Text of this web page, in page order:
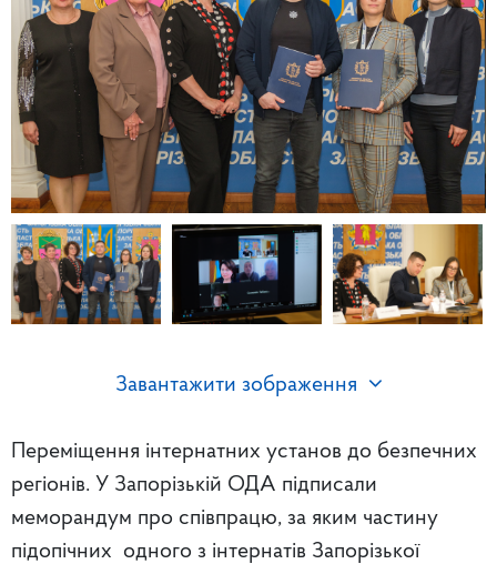
Завантажити зображення
Переміщення інтернатних установ до безпечних
регіонів. У Запорізькій ОДА підписали
меморандум про співпрацю, за яким частину
підопічних одного з інтернатів Запорізької